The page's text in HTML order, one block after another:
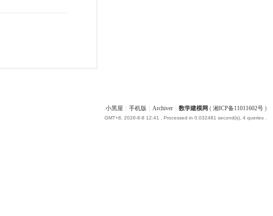
小黑屋 手机版 Archiver 数学建模网 ( 湘ICP备11011602号)
GMT+8, 2026-8-8 12:41 , Processed in 0.032481 second(s), 4 queries .